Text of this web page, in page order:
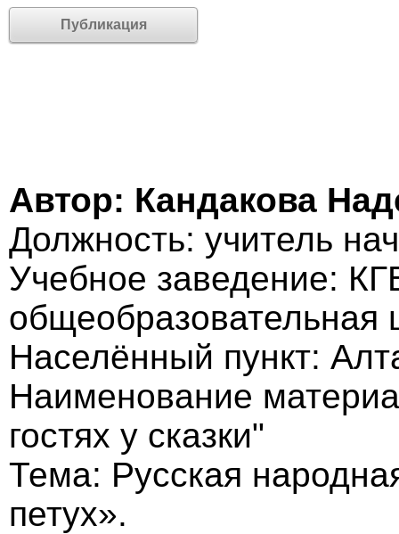
Публикация
Автор: Кандакова
Должность: учитель
Учебное заведение:
Населённый пункт:
Наименование
гостях у сказки"
Тема: Русская
петух».